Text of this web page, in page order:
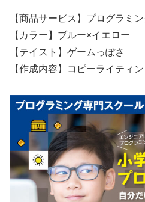
【商品サービス】プログラミ
【カラー】ブルー×イエロー
【テイスト】ゲームっぽさ
【作成内容】コピーライティ